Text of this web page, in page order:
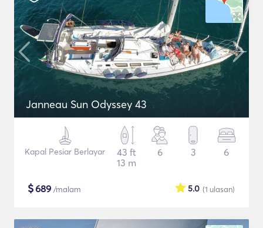
Janneau Sun Odyssey 43
Kapal Pesiar Berlayar
43 ft
13 m
6 3 6
$689 /malam (1 ulasan)
5.0